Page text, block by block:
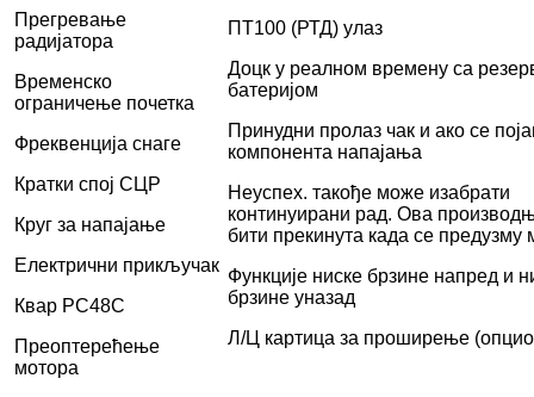
Прегревање
радијатора
Временско
ограничење почетка
Фреквенција снаге
Кратки спој СЦР
Круг за напајање
Електрични прикључак
Квар РС48С
Преоптерећење
мотора
ПТ100 (РТД) улаз
Доцк у реалном времену са
батеријом
Принудни пролаз чак и ако се
компонента напајања
Неуспех. такође може изабрати
континуирани рад. Ова
бити прекинута када се предузму
Функције ниске брзине напред и
брзине уназад
Л/Ц картица за проширење